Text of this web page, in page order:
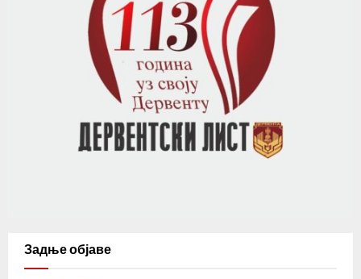
Задње објаве